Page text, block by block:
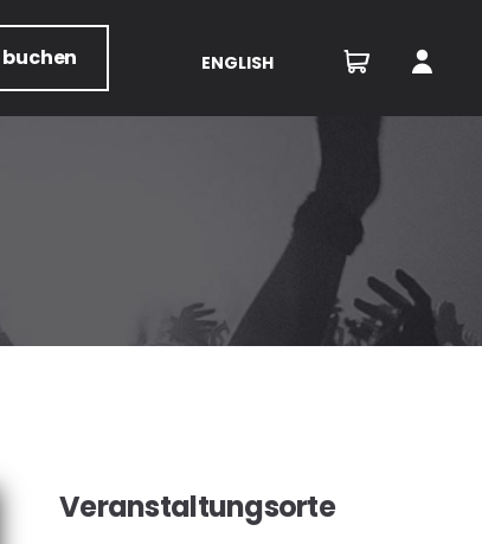
buchen ENGLISH
Veranstaltungsorte